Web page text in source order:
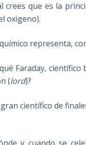
que es la
oxigeno).
representa,
Faraday, científico
(lord)?
científico de finales